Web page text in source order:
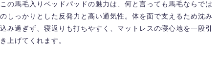
この馬毛入りベッドパッドの魅力は、何と言っても馬毛ならでは
のしっかりとした反発力と高い通気性。体を面で支えるため沈み
込み過ぎず、寝返りも打ちやすく、マットレスの寝心地を一段引
き上げてくれます。